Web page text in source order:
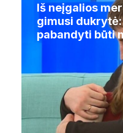
Iš neįgalios
gimusi
pabandyti būti